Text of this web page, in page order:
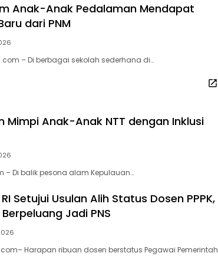
Anak-Anak Pedalaman Mendapat
dari PNM
– Di berbagai sekolah sederhana di…
Mimpi Anak-Anak NTT dengan Inklusi
– Di balik pesona alam Kepulauan…
Setujui Usulan Alih Status Dosen PPPK,
Jadi PNS
Harapan ribuan dosen berstatus Pegawai Pemerintah